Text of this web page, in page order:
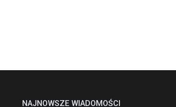
NAJNOWSZE WIADOMOŚCI